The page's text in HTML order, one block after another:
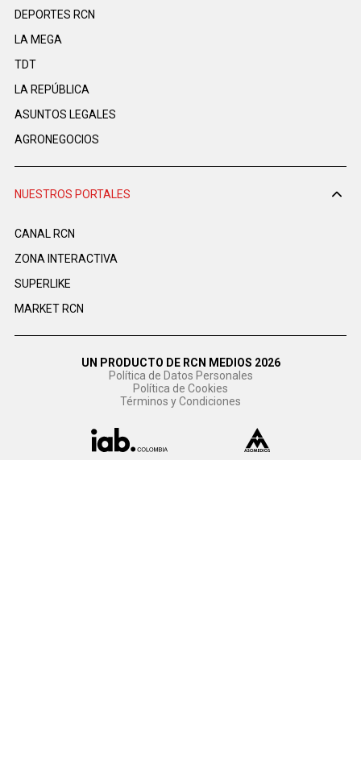
DEPORTES RCN
LA MEGA
TDT
LA REPÚBLICA
ASUNTOS LEGALES
AGRONEGOCIOS
NUESTROS PORTALES
CANAL RCN
ZONA INTERACTIVA
SUPERLIKE
MARKET RCN
UN PRODUCTO DE RCN MEDIOS 2026
Política de Datos Personales
Política de Cookies
Términos y Condiciones